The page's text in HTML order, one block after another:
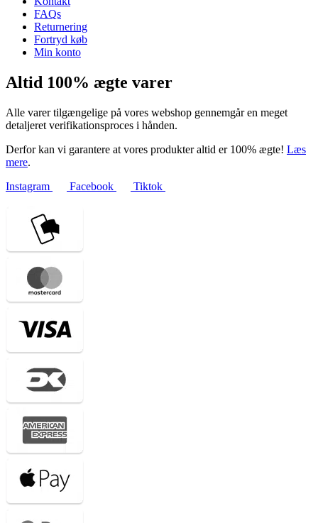
FAQs
Returnering
Fortryd køb
Min konto
Altid 100% ægte varer
Alle varer tilgængelige på vores webshop gennemgår en meget
detaljeret verifikationsproces i hånden.
Derfor kan vi garantere at vores produkter altid er 100% ægte! Læs
mere.
Instagram
Facebook Tiktok